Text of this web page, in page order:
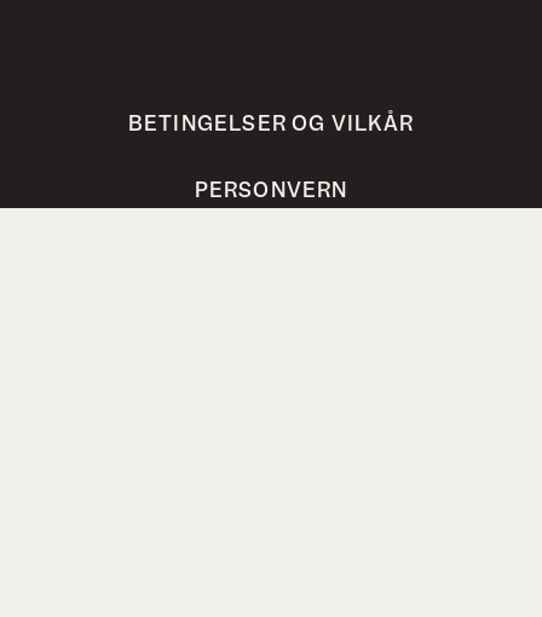
BETINGELSER OG VILKÅR
PERSONVERN